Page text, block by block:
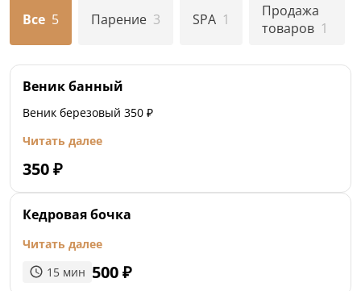
Все 5 Парение 3 SPA 1
Продажа
товаров 1
Веник банный
Веник березовый 350 ₽
Читать далее
350₽
Кедровая бочка
Читать далее
15 мин 500₽